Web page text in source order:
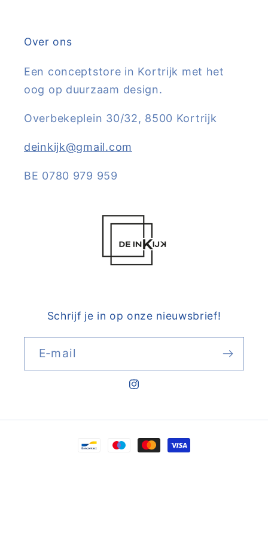
Over ons
Een conceptstore in Kortrijk met het
oog op duurzaam design.
Overbekeplein 30/32, 8500 Kortrijk
deinkijk@gmail.com
BE 0780 979 959
Schrijf je in op onze nieuwsbrief!
E‑mail
Instagram
Betaalmethoden